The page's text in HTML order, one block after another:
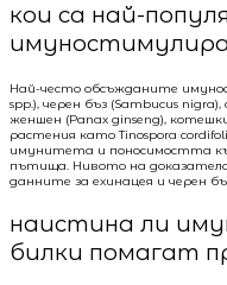
кои са най-
Най-често обсъжданите
spp.), черен бъз (Sambucus
женшен (Panax ginseng),
растения като Tinospora
имунитета и поносимостта
пътища. Нивото на
данните за ехинацея и черен
наистина ли
билки помагат